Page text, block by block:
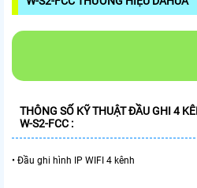
THÔNG SỐ KỸ THUẬTĐẦU GHI 4
W-S2-FCC :
• Đầu ghi hình IP WIFI 4 kênh